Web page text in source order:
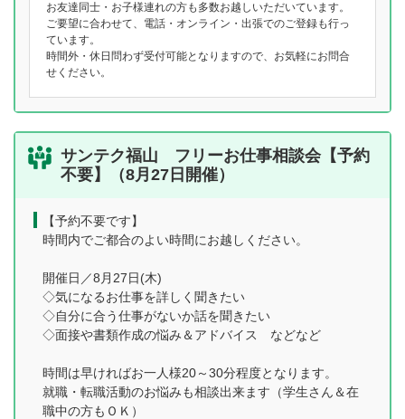
お友達同士・お子様連れの方も多数お越しいただいています。
ご要望に合わせて、電話・オンライン・出張でのご登録も行っ
ています。
時間外・休日問わず受付可能となりますので、お気軽にお問合
せください。
サンテク福山 フリーお仕事相談会【予約
不要】（8月27日開催）
【予約不要です】
時間内でご都合のよい時間にお越しください。
開催日／8月27日(木)
◇気になるお仕事を詳しく聞きたい
◇自分に合う仕事がないか話を聞きたい
◇面接や書類作成の悩み＆アドバイス などなど
時間は早ければお一人様20～30分程度となります。
就職・転職活動のお悩みも相談出来ます（学生さん＆在
職中の方もＯＫ）